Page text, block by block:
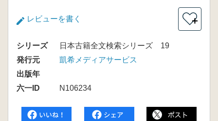
レビューを書く ＋
シリーズ
日本古籍全文検索シリーズ 19
発行元
凱希メディアサービス
出版年
六一ID
N106234